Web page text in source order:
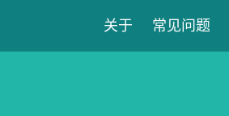
关于 常见问题